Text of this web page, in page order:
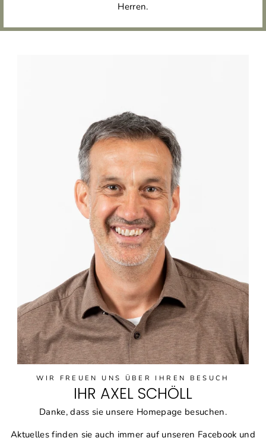
Herren.
WIR FREUEN UNS ÜBER IHREN BESUCH
IHR AXEL SCHÖLL
Danke, dass sie unsere Homepage besuchen.
Aktuelles finden sie auch immer auf unseren Facebook und